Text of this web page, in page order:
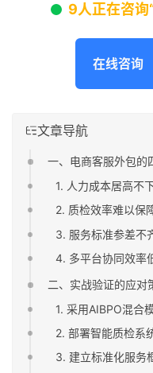
9人正在咨询
在线咨询
文章导航
一、电商客服外包的
1. 人力成本居高不
2. 质检效率难以保
3. 服务标准参差不
4. 多平台协同效率
二、实战验证的应对
1. 采用AIBPO混合
2. 部署智能质检系
3. 建立标准化服务